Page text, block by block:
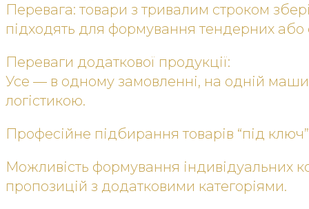
Перевага: товари з тривалим строком
підходять для формування тендерних або
Переваги додаткової продукції:
Усе — в одному замовленні, на одній
логістикою.
Професійне підбирання товарів “під
Можливість формування індивідуальних
пропозицій з додатковими категоріями.